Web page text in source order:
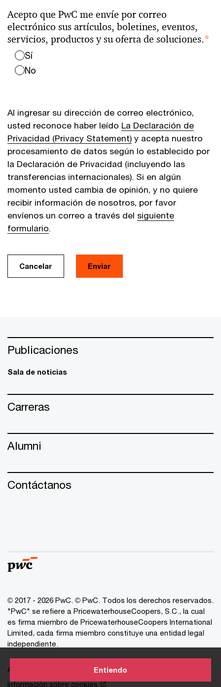
Entiendo
Acepto que PwC me envíe por correo
electrónico sus artículos, boletines, eventos,
servicios, productos y su oferta de soluciones.*
Sí
No
Al ingresar su dirección de correo electrónico,
usted reconoce haber leído La Declaración de
Privacidad (Privacy Statement) y acepta nuestro
procesamiento de datos según lo establecido por
la Declaración de Privacidad (incluyendo las
transferencias internacionales). Si en algún
momento usted cambia de opinión, y no quiere
recibir información de nosotros, por favor
envíenos un correo a través del siguiente
formulario.
Cancelar Enviar
Publicaciones
Sala de noticias
Carreras
Alumni
Contáctanos
© 2017 - 2026 PwC. © PwC. Todos los derechos reservados.
"PwC" se refiere a PricewaterhouseCoopers, S.C., la cual
es firma miembro de PricewaterhouseCoopers International
Limited, cada firma miembro constituye una entidad legal
independiente.
Avisos de Privacidad
Información sobre cookies